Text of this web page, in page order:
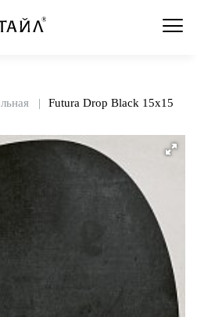
Futura Drop Black 15x15